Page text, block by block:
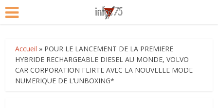
Accueil » POUR LE LANCEMENT DE LA PREMIERE
HYBRIDE RECHARGEABLE DIESEL AU MONDE, VOLVO
CAR CORPORATION FLIRTE AVEC LA NOUVELLE MODE
NUMERIQUE DE L’UNBOXING*